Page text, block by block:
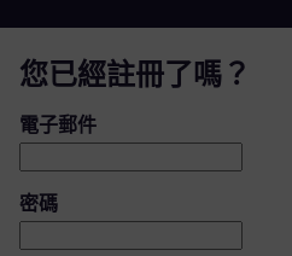
您已經註冊了嗎？
登入：使用者和密碼
電子郵件
密碼